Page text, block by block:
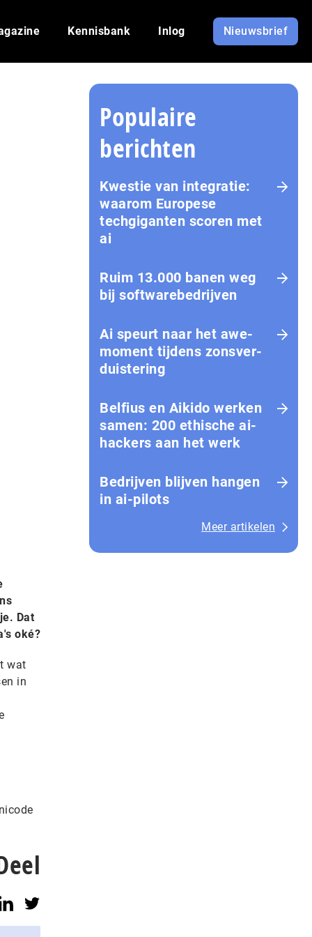
Kennisbank Inlog Nieuwsbrief
Dat
oké?
wat
in
Populaire
berichten
Kwestie van integratie:
waarom Europese
techgiganten scoren met
ai
Ruim 13.000 banen weg
bij softwarebedrijven
Ai speurt naar het awe-
moment tijdens zons­ver­
duis­te­ring
Belfius en Aikido werken
samen: 200 ethische ai-
hackers aan het werk
Bedrijven blijven hangen
in ai-pilots
Meer artikelen